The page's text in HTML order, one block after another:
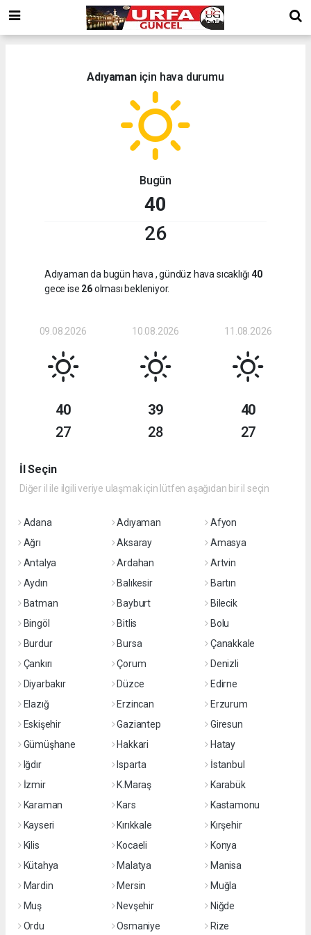
Adıyamaniçin hava durumu
Bugün
40
26
Adıyaman da bugün hava , gündüz hava sıcaklığı 40
gece ise 26olması bekleniyor.
09.08.2026
40
27
10.08.2026
39
28
11.08.2026
40
27
İl Seçin
Diğer il ile ilgili veriye ulaşmak için lütfen aşağıdan bir il seçin
Adana Adıyaman
Afyon
Ağrı
Aksaray
Amasya
Antalya
Ardahan
Artvin
Aydın
Balıkesir
Bartın
Batman
Bayburt
Bilecik
Bingöl
Bitlis
Bolu
Burdur
Bursa
Çanakkale
Çankırı
Çorum
Denizli
Diyarbakır
Düzce
Edirne
Elazığ
Erzincan
Erzurum
Eskişehir
Gaziantep
Giresun
Gümüşhane
Hakkari
Hatay
Iğdır
Isparta
İstanbul
İzmir
K.Maraş
Karabük
Karaman
Kars
Kastamonu
Kayseri
Kırıkkale
Kırşehir
Kilis
Kocaeli
Konya
Kütahya
Malatya
Manisa
Mardin
Mersin
Muğla
Muş
Nevşehir
Niğde
Ordu
Osmaniye Rize